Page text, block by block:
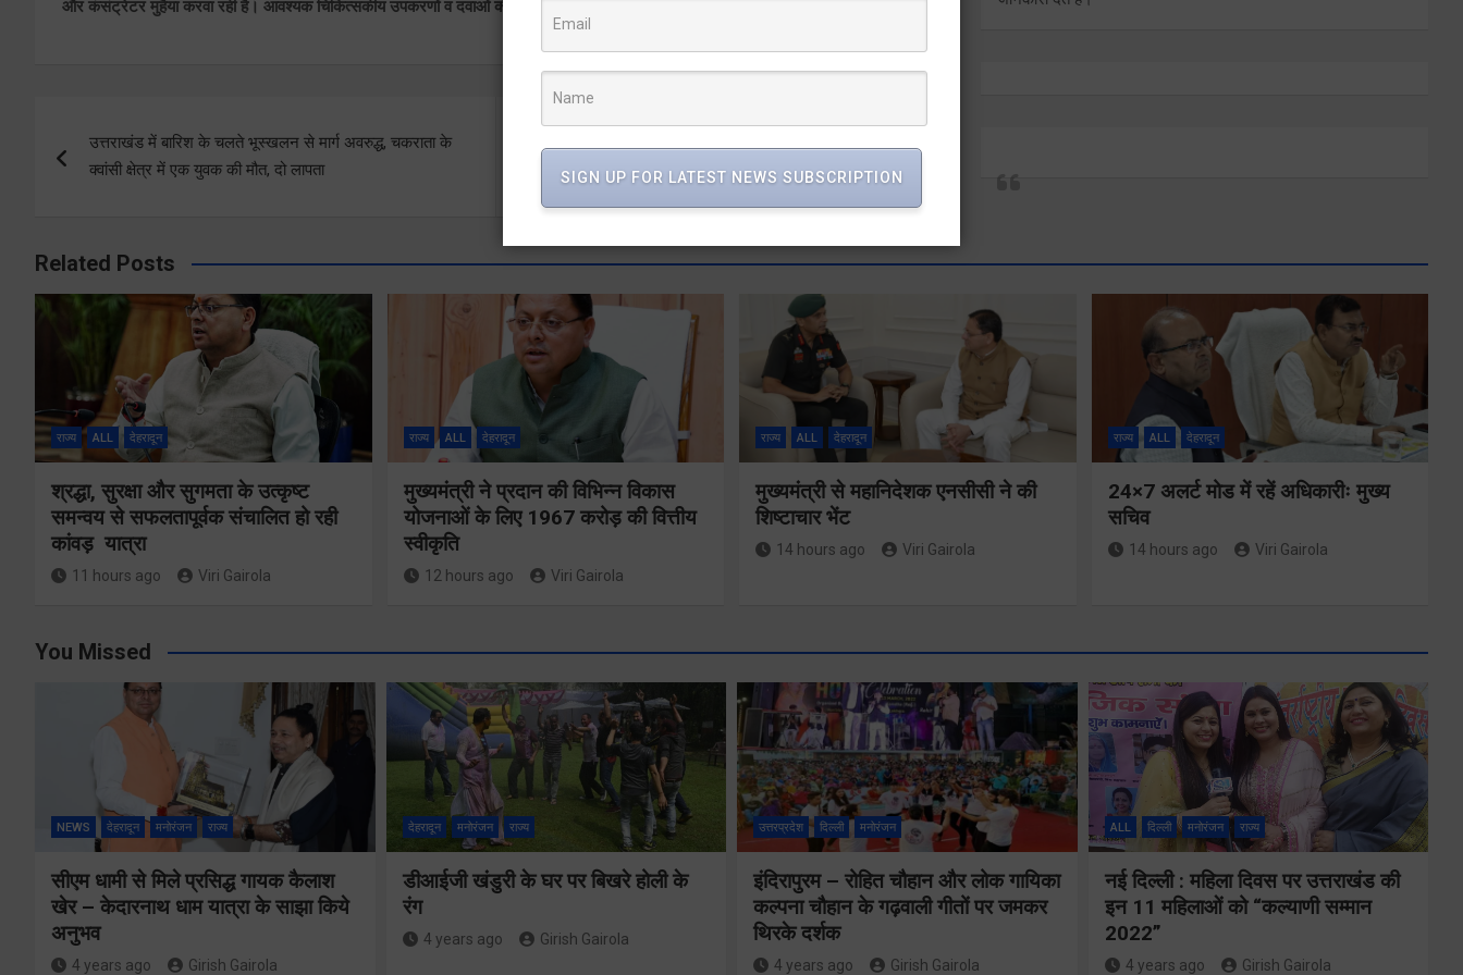
और कंसंट्रेटर मुहैया करवा रही है। आवश्यक चिकित्सकीय उपकरणों व दवाओं की खरीद बड़े पैमाने पर की जा रही है।
navigation
उत्तराखंड में बारिश के चलते भूस्खलन से मार्ग अवरुद्ध, चकराता के
क्वांसी क्षेत्र में एक युवक की मौत, दो लापता
Related Posts
राज्य ALL देहरादून
श्रद्धा, सुरक्षा और सुगमता के उत्कृष्ट
समन्वय से सफलतापूर्वक संचालित हो रही
कांवड़ यात्रा
11 hours ago Viri Gairola
राज्य ALL देहरादून
मुख्यमंत्री ने प्रदान की विभिन्न विकास
योजनाओं के लिए 1967 करोड़ की वित्तीय
स्वीकृति
12 hours ago Viri Gairola
राज्य ALL देहरादून
मुख्यमंत्री से महानिदेशक एनसीसी ने की
शिष्टाचार भेंट
14 hours ago Viri Gairola
राज्य ALL देहरादून
24×7 अलर्ट मोड में रहें अधिकारीः मुख्य
सचिव
14 hours ago Viri Gairola
You Missed
NEWS देहरादून मनोरंजन राज्य
सीएम धामी से मिले प्रसिद्ध गायक कैलाश
खेर – केदारनाथ धाम यात्रा के साझा किये
अनुभव
4 years ago Girish Gairola
देहरादून मनोरंजन राज्य
डीआईजी खंडुरी के घर पर बिखरे होली के
रंग
4 years ago Girish Gairola
उत्तरप्रदेश दिल्ली मनोरंजन
इंदिरापुरम – रोहित चौहान और लोक गायिका
कल्पना चौहान के गढ़वाली गीतों पर जमकर
थिरके दर्शक
4 years ago Girish Gairola
ALL दिल्ली मनोरंजन राज्य
नई दिल्ली : महिला दिवस पर उत्तराखंड की
इन 11 महिलाओं को “कल्याणी सम्मान
2022”
4 years ago Girish Gairola
में रहें अधिकारीः
श्रद्धा, सुरक्षा और
सुगमता के
उत्कृष्ट समन्वय
से सफलतापूर्वक
मुख्यमंत्री ने
प्रदान की विभिन्न
विकास योजनाओं
के लिए 1967
करोड़ की वित्तीय
स्वीकृति
SIGN UP FOR LATEST NEWS SUBSCRIPTION